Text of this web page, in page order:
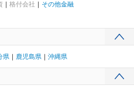
格付会社
その他金融
県 鹿児島県 沖縄県